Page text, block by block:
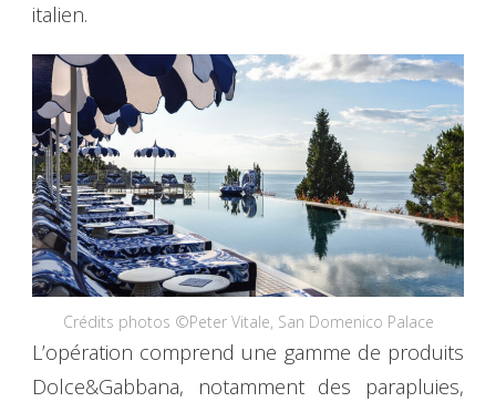
italien.
Crédits photos ©Peter Vitale, San Domenico Palace
L’opération comprend une gamme de produits
Dolce&Gabbana, notamment des parapluies,